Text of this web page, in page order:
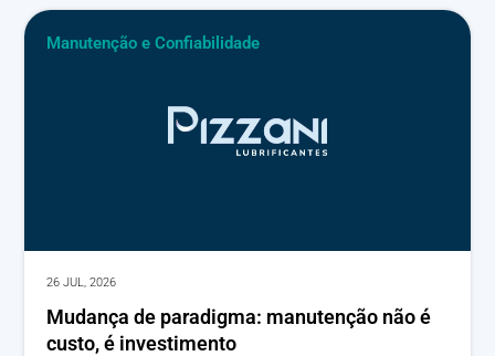
Manutenção e Confiabilidade
26 JUL, 2026
Mudança de paradigma: manutenção não é
custo, é investimento